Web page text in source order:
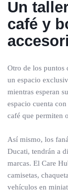
Un
café y
Otro de los puntos
un espacio
mientras esperan
espacio cuenta
café que permiten
Así mismo, los
Ducati, tendrán a
marcas. El Care
camisetas,
vehículos en